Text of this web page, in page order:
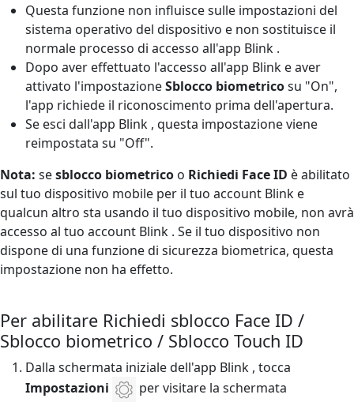
Questa funzione non influisce sulle impostazioni del
sistema operativo del dispositivo e non sostituisce il
normale processo di accesso all'app Blink .
Dopo aver effettuato l'accesso all'app Blink e aver
attivato l'impostazioneSblocco biometricosu "On",
l'app richiede il riconoscimento prima dell'apertura.
Se esci dall'app Blink , questa impostazione viene
reimpostata su "Off".
Nota: sesblocco biometrico o Richiedi Face ID è abilitato
sul tuo dispositivo mobile per il tuo account Blink e
qualcun altro sta usando il tuo dispositivo mobile, non avrà
accesso al tuo account Blink . Se il tuo dispositivo non
dispone di una funzione di sicurezza biometrica, questa
impostazione non ha effetto.
Per abilitare Richiedi sblocco Face ID /
Sblocco biometrico / Sblocco Touch ID
Dalla schermata iniziale dell'app Blink , tocca
Impostazioni
per visitare la schermata